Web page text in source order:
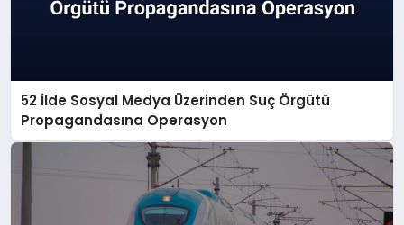
52 İlde Sosyal Medya Üzerinden Suç Örgütü
Propagandasına Operasyon